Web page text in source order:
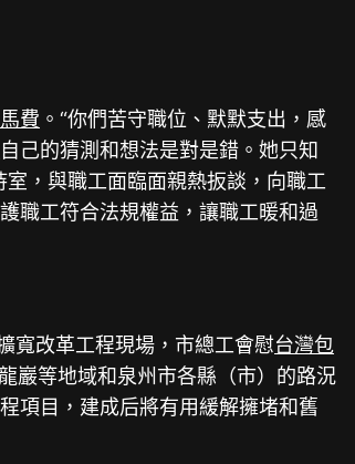
費 。“你們苦守職位、默默支出，感
自己的猜測和想法是對是錯。她只知
，與職工面臨面親熱扳談，向職工
職工符合法規權益，讓職工暖和過
寬改革工程現場，市總工會慰台灣包
巖等地域和泉州市各縣（市）的路況
項目，建成后將有用緩解擁堵和舊